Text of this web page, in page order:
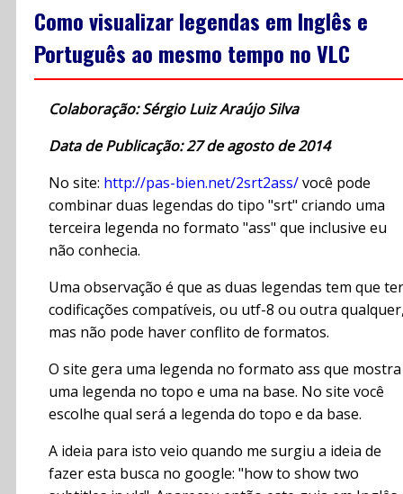
Como visualizar legendas em Inglês e
Português ao mesmo tempo no VLC
Colaboração: Sérgio Luiz Araújo Silva
Data de Publicação: 27 de agosto de 2014
No site: http://pas-bien.net/2srt2ass/você pode
combinar duas legendas do tipo "srt" criando uma
terceira legenda no formato "ass" que inclusive eu
não conhecia.
Uma observação é que as duas legendas tem que ter
codificações compatíveis, ou utf-8 ou outra
mas não pode haver conflito de formatos.
O site gera uma legenda no formato ass que mostra
uma legenda no topo e uma na base. No site você
escolhe qual será a legenda do topo e da base.
A ideia para isto veio quando me surgiu a ideia de
fazer esta busca no google: "how to show two